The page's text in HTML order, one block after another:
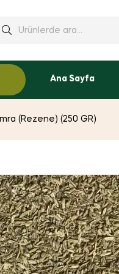
Ana Sayfa
(Rezene) (250 GR)